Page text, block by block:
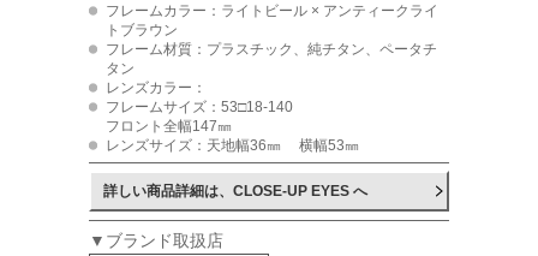
フレームカラー：ライトビール × アンティークライ
トブラウン
フレーム材質：プラスチック、純チタン、ペータチ
タン
レンズカラー：
フレームサイズ：53□18-140
フロント全幅147㎜
レンズサイズ：天地幅36㎜ 横幅53㎜
詳しい商品詳細は、CLOSE-UP EYES へ
▼ブランド取扱店